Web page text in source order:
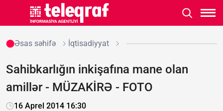
Əsas səhifə İqtisadiyyat
Sahibkarlığın inkişafına mane olan
amillər - MÜZAKİRƏ - FOTO
16 Aprel 2014 16:30